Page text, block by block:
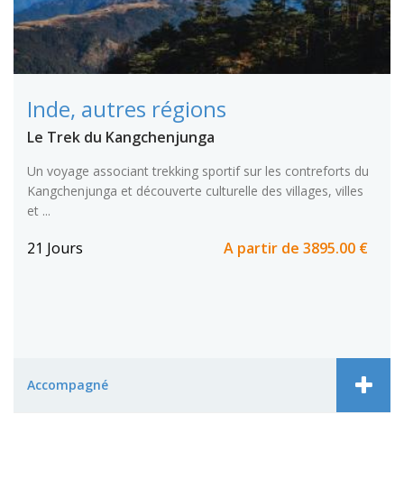
Inde, autres régions
Le Trek du Kangchenjunga
Un voyage associant trekking sportif sur les contreforts du
Kangchenjunga et découverte culturelle des villages, villes
et ...
21 Jours A partir de 3895.00 €
Accompagné